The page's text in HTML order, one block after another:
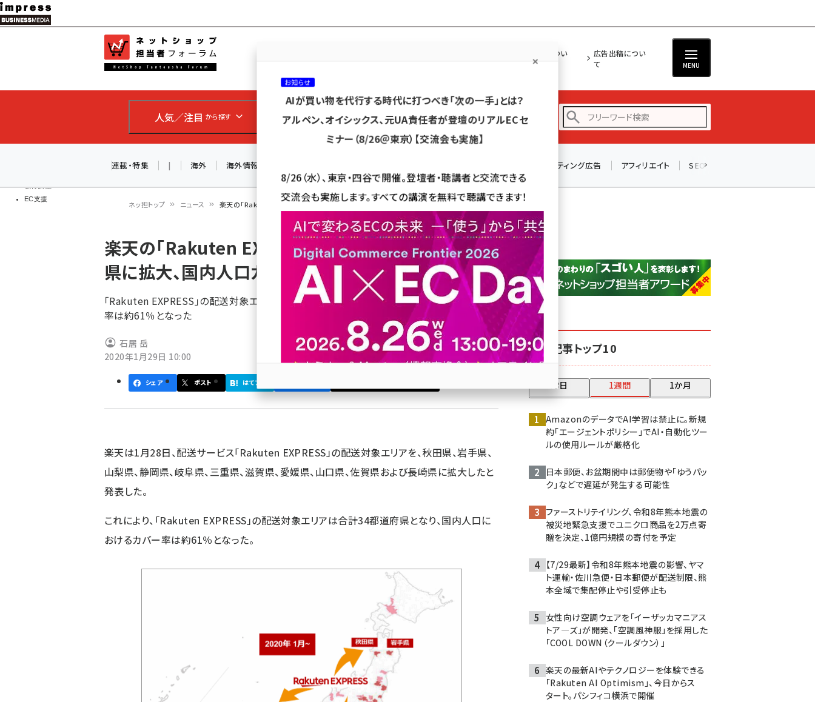
メ
イ
ン
ツ
移
教育講座
EC支援
ネッ担につい
広告出稿につい
て
MENU
人気／注目 から探す カテゴリ／種別 から探す セミナー／イベント から探す
アスクル (1122)
base (1083)
連載・特集 | 海外 海外情報 リスティング広告 アフィリエイト SEO
ン
く
ず
ネッ担トップ ニュース 楽天の「Rakuten EXPRESS」配送地域が34都道府県に拡大、国内人口カバー率は約61%に
楽天の「Rakuten EXPRESS」配送地域が34都道府
県に拡大、国内人口カバー率は約61%に
「Rakuten EXPRESS」の配送対象エリアは合計34都道府県となり、国内人口におけるカバー
率は約61％となった
石居 岳
2020年1月29日 10:00
シェア ポスト はてブ
楽天は1月28日、配送サービス「Rakuten EXPRESS」の配送対象エリアを、秋田県、岩手県、
山梨県、静岡県、岐阜県、三重県、滋賀県、愛媛県、山口県、佐賀県および長崎県に拡大したと
発表した。
これにより、「Rakuten EXPRESS」の配送対象エリアは合計34都道府県となり、国内人口に
おけるカバー率は約61％となった。
人気記事トップ10
昨日 1週間 1か月
AmazonのデータでAI学習は禁止に。新規
約「エージェントポリシー」でAI・自動化ツー
ルの使用ルールが厳格化
日本郵便、お盆期間中は郵便物や「ゆうパッ
ク」などで遅延が発生する可能性
ファーストリテイリング、令和8年熊本地震の
被災地緊急支援でユニクロ商品を2万点寄
贈を決定、1億円規模の寄付を予定
【7/29最新】令和8年熊本地震の影響、ヤマ
ト運輸・佐川急便・日本郵便が配送制限、熊
本全域で集配停止や引受停止も
女性向け空調ウェアを「イーザッカマニアス
トア―ズ」が開発、「空調風神服」を採用した
「COOL DOWN（クールダウン）」
楽天の最新AIやテクノロジーを体験できる
「Rakuten AI Optimism」、今日からス
タート。パシフィコ横浜で開催
お知らせ
AIが買い物を代行する時代に打つべき「次の一手」とは？
アルペン、オイシックス、元UA責任者が登壇のリアルECセ
ミナー（8/26＠東京）【交流会も実施】
8/26（水）、東京・四谷で開催。登壇者・聴講者と交流できる
交流会も実施します。すべての講演を無料で聴講できます！